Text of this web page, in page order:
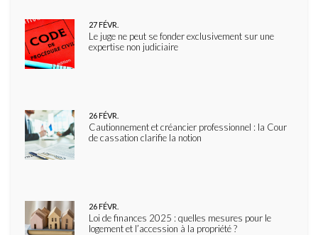
Le juge ne peut se fonder exclusivement sur une
expertise non judiciaire
27FÉVR.
Cautionnement et créancier professionnel : la Cour
de cassation clarifie la notion
26FÉVR.
Loi de finances 2025 : quelles mesures pour le
logement et l’accession à la propriété ?
26FÉVR.